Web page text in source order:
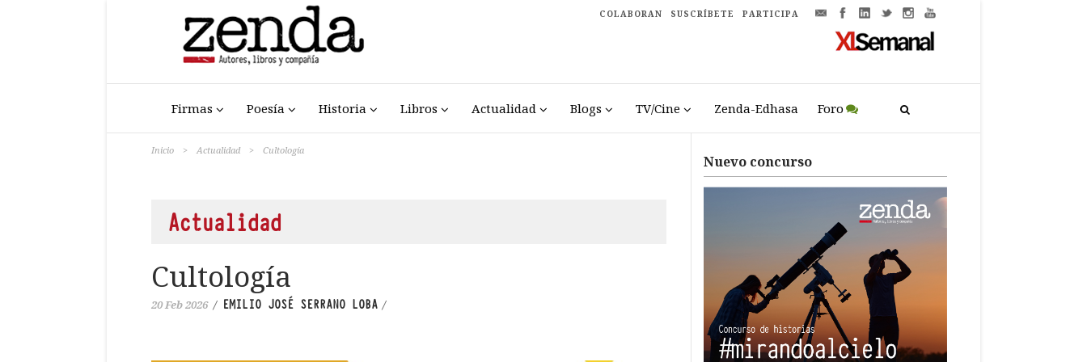
COLABORAN SUSCRÍBETE PARTICIPA
Firmas Poesía Historia Libros Actualidad Blogs TV/Cine Zenda-Edhasa Foro
Inicio > Actualidad > Cultología
Actualidad
Cultología
20 Feb 2026 / EMILIO JOSÉ SERRANO LOBA /
Nuevo concurso